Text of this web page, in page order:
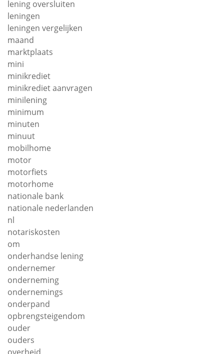
lening oversluiten
leningen
leningen vergelijken
maand
marktplaats
mini
minikrediet
minikrediet aanvragen
minilening
minimum
minuten
minuut
mobilhome
motor
motorfiets
motorhome
nationale bank
nationale nederlanden
nl
notariskosten
om
onderhandse lening
ondernemer
onderneming
ondernemings
onderpand
opbrengsteigendom
ouder
ouders